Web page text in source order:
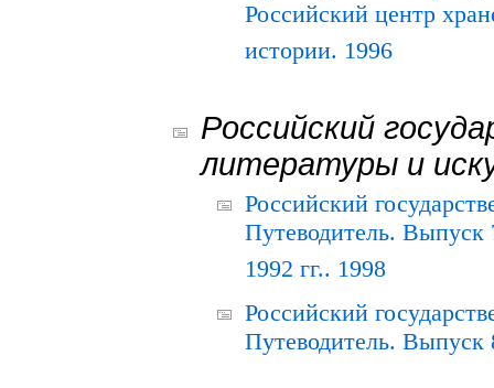
Российский центр
истории. 1996
Российский
литературы и
Российский
Путеводитель.
1992 гг.. 1998
Российский
Путеводитель. Выпуск